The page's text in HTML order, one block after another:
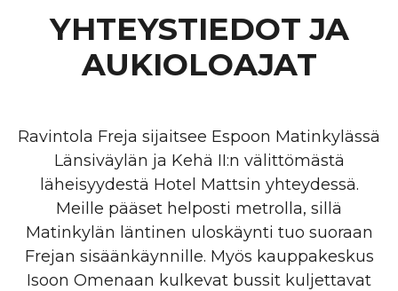
YHTEYSTIEDOT JA
AUKIOLOAJAT
Ravintola Freja sijaitsee Espoon Matinkylässä
Länsiväylän ja Kehä II:n välittömästä
läheisyydestä Hotel Mattsin yhteydessä.
Meille pääset helposti metrolla, sillä
Matinkylän läntinen uloskäynti tuo suoraan
Frejan sisäänkäynnille. Myös kauppakeskus
Isoon Omenaan kulkevat bussit kuljettavat